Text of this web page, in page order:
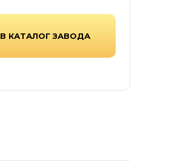
В КАТАЛОГ ЗАВОДА